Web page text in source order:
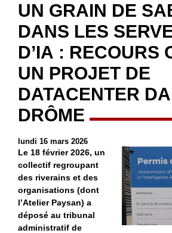
UN GRAIN DE
DANS LES
D’IA : RECOURS
UN PROJET DE
DATACENTER
DRÔME
lundi 16 mars 2026
Le 18 février 2026, un
collectif regroupant
des riverains et des
organisations (dont
l’Atelier Paysan) a
déposé au tribunal
administratif de